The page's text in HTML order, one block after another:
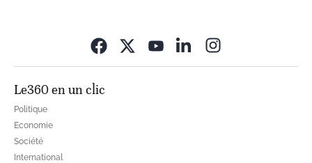
Le360 en un clic
Politique
Economie
Société
International